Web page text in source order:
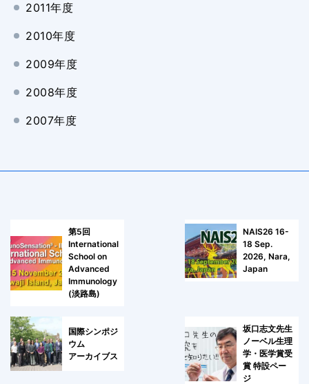
2011年度
2010年度
2009年度
2008年度
2007年度
第5回
International
School on
Advanced
Immunology
(淡路島)
NAIS26 16-
18 Sep.
2026, Nara,
Japan
国際シンポジ
ウム
アーカイブス
坂口志文先生
ノーベル生理
学・医学賞受
賞 特設ペー
ジ